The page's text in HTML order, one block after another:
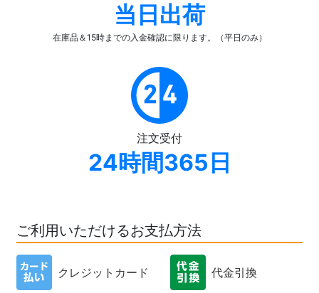
当日出荷
在庫品＆15時までの入金確認に限ります。（平日のみ）
注文受付
24時間365日
ご利用いただけるお支払方法
クレジットカード 代金引換